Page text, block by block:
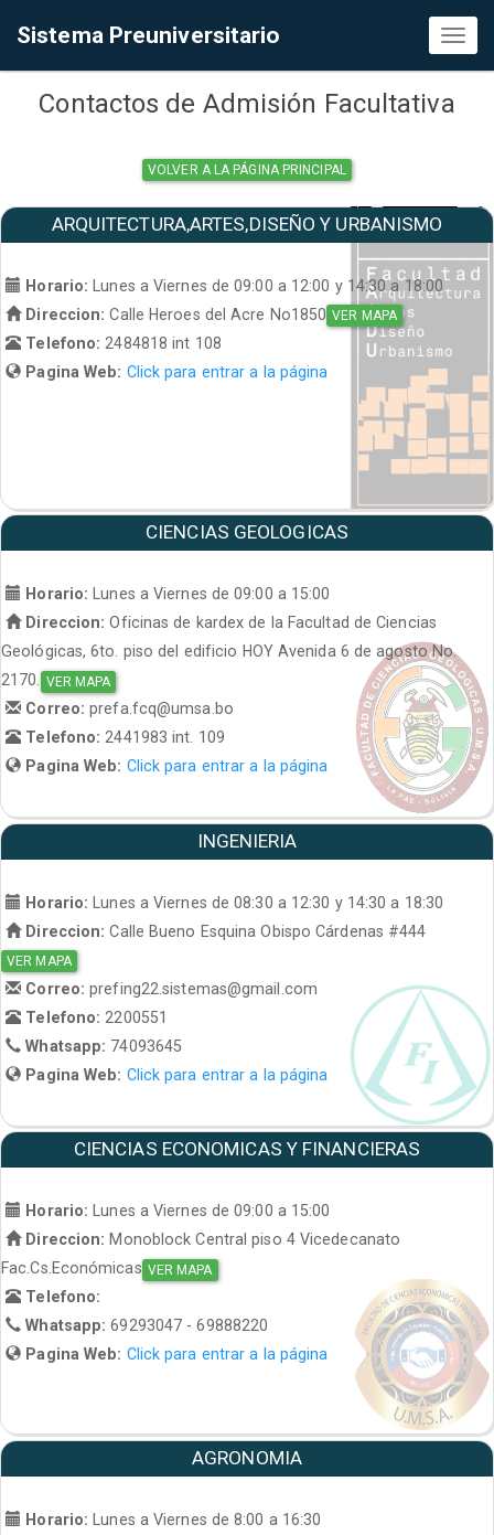
Sistema Preuniversitario
Contactos de Admisión Facultativa
VOLVER A LA PÁGINA PRINCIPAL
ARQUITECTURA,ARTES,DISEÑO Y URBANISMO
Horario:
Lunes a Viernes de 09:00 a 12:00 y 14:30 a 18:00
Direccion: Calle Heroes del Acre No1850 VER MAPA
Telefono: 2484818 int 108
Pagina Web: Click para entrar a la página
CIENCIAS GEOLOGICAS
Horario: Lunes a Viernes de 09:00 a 15:00
Direccion: Oficinas de kardex de la Facultad de Ciencias
Geológicas, 6to. piso del edificio HOY Avenida 6 de agosto No.
2170. VER MAPA
Correo:prefa.fcq@umsa.bo
Telefono:2441983 int. 109
Pagina Web: Click para entrar a la página
INGENIERIA
Horario:
Lunes a Viernes de 08:30 a 12:30 y 14:30 a 18:30
Direccion: Calle Bueno Esquina Obispo Cárdenas #444
VER MAPA
Correo:prefing22.sistemas@gmail.com
Telefono: 2200551
Whatsapp: 74093645
Pagina Web: Click para entrar a la página
CIENCIAS ECONOMICAS Y FINANCIERAS
Horario: Lunes a Viernes de 09:00 a 15:00
Direccion: Monoblock Central piso 4 Vicedecanato
Fac.Cs.Económicas VER MAPA
Telefono:
Whatsapp:69293047 - 69888220
Pagina Web: Click para entrar a la página
AGRONOMIA
Horario:
Lunes a Viernes de 8:00 a 16:30